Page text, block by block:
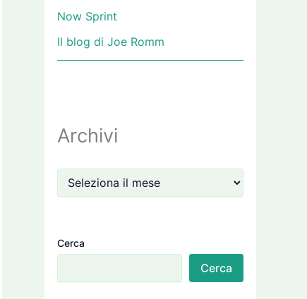
Now Sprint
Il blog di Joe Romm
Archivi
Cerca
Cerca